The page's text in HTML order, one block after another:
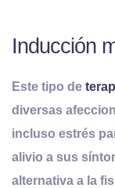
Inducción
Este tipo de
diversas
incluso estrés
alivio a sus
alternativa a la